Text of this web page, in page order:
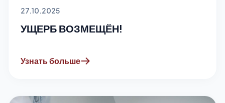
27.10.2025
УЩЕРБ ВОЗМЕЩЁН!
Узнать больше